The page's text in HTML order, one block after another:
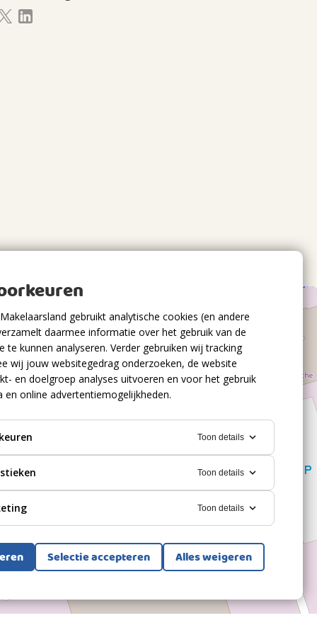
gebruikt analytische cookies (en andere
daarmee informatie over het gebruik van de
te kunnen analyseren. Verder gebruiken wij tracking
wij jouw websitegedrag onderzoeken, de website
en doelgroep analyses uitvoeren en voor het gebruik
en online advertentiemogelijkheden.
Toon details
Toon details
Toon details
Selectie accepteren Alles weigeren